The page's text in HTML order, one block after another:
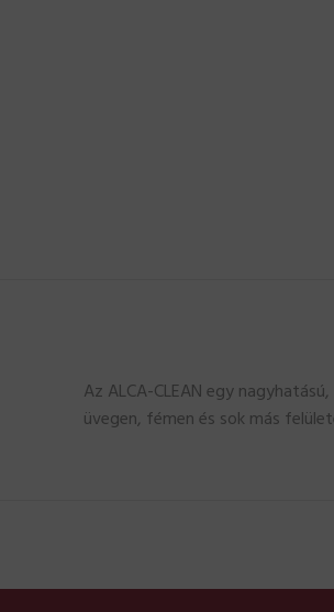
Az ALCA-CLEAN egy
üvegen, fémen és sok más